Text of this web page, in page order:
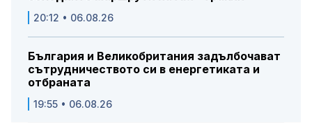
20:12 • 06.08.26
България и Великобритания задълбочават
сътрудничеството си в енергетиката и
отбраната
19:55 • 06.08.26